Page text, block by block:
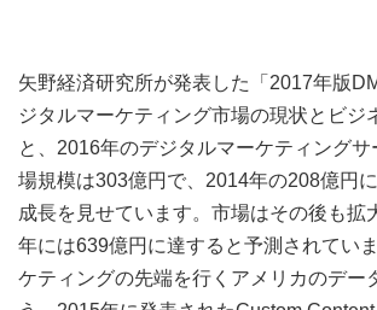
矢野経済研究所が発表した「2017年版
ジタルマーケティング市場の現状とビジ
と、2016年のデジタルマーケティング
場規模は303億円で、2014年の208億円
成長を見せています。市場はその後も拡
年には639億円に達すると予測されてい
ケティングの先端を行くアメリカのデー